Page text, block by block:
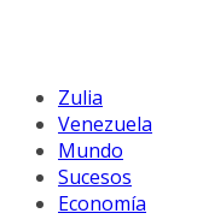
Zulia
Venezuela
Mundo
Sucesos
Economía